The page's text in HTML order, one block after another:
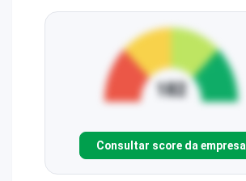
Consultar score da empresa